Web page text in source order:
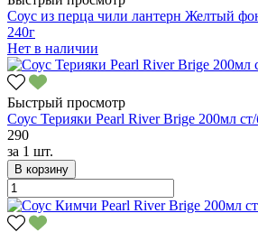
Соус из перца чили лантерн Желтый
240г
Нет в наличии
Быстрый просмотр
Соус Терияки Pearl River Brige 200мл
290
за 1 шт.
В корзину